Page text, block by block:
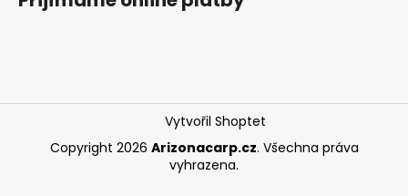
Vytvořil Shoptet
Copyright 2026 Arizonacarp.cz. Všechna práva
vyhrazena.